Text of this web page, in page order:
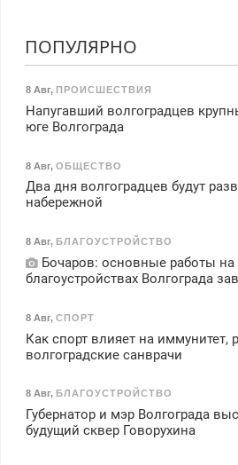
ПОПУЛЯРНО
8 Авг, ПРОИСШЕСТВИЯ
Напугавший волгоградцев
юге Волгограда
8 Авг, ОБЩЕСТВО
Два дня волгоградцев будут
набережной
8 Авг, БЛАГОУСТРОЙСТВО
Бочаров: основные работы на
благоустройствах Волгограда
8 Авг, СПОРТ
Как спорт влияет на иммунитет,
волгоградские санврачи
8 Авг, БЛАГОУСТРОЙСТВО
Губернатор и мэр Волгограда
будущий сквер Говорухина